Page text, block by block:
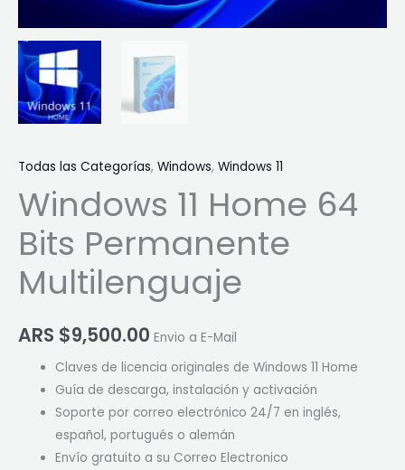
Todas las Categorías, Windows, Windows 11
Windows 11 Home 64
Bits Permanente
Multilenguaje
ARS $9,500.00 Envio a E-Mail
Claves de licencia originales de Windows 11 Home
Guía de descarga, instalación y activación
Soporte por correo electrónico 24/7 en inglés,
español, portugués o alemán
Envío gratuito a su Correo Electronico